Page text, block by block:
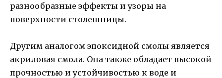
разнообразные эффекты и узоры на
поверхности столешницы.
Другим аналогом эпоксидной смолы является
акриловая смола. Она также обладает высокой
прочностью и устойчивостью к воде и